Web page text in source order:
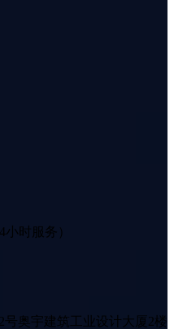
小时服务）
奥宇建筑工业设计大厦2楼